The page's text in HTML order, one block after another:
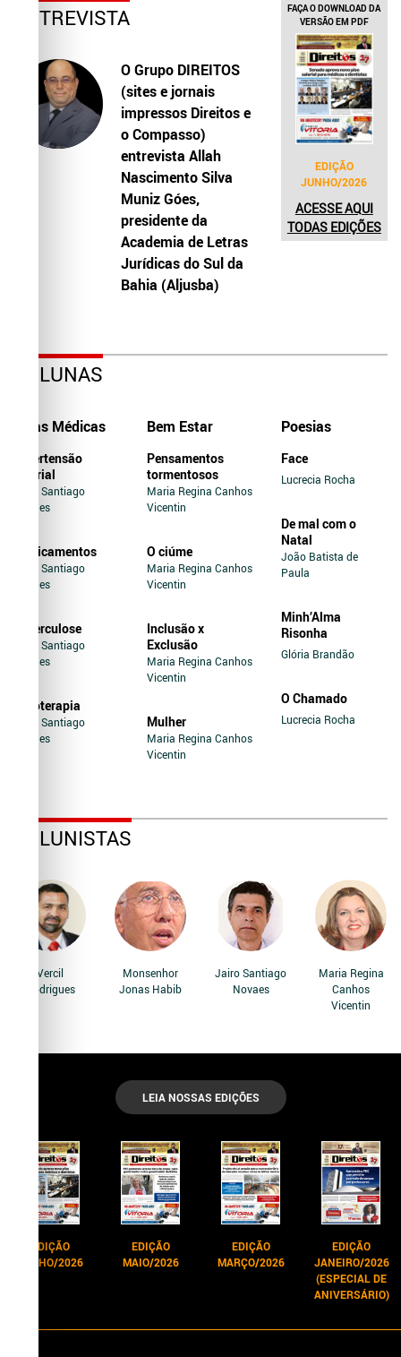
ENTREVISTA
O Grupo DIREITOS
(sites e jornais
impressos Direitos e
o Compasso)
entrevista Allah
Nascimento Silva
Muniz Góes,
presidente da
Academia de Letras
Jurídicas do Sul da
Bahia (Aljusba)
FAÇA O DOWNLOAD DA
VERSÃO EM PDF
EDIÇÃO
JUNHO/2026
ACESSE AQUI
TODAS EDIÇÕES
COLUNAS
Dicas Médicas
Hipertensão
Arterial
Jairo Santiago
Novaes
Medicamentos
Jairo Santiago
Novaes
Tuberculose
Jairo Santiago
Novaes
Soroterapia
Jairo Santiago
Novaes
Bem Estar
Pensamentos
tormentosos
Maria Regina Canhos
Vicentin
O ciúme
Maria Regina Canhos
Vicentin
Inclusão x
Exclusão
Maria Regina Canhos
Vicentin
Mulher
Maria Regina Canhos
Vicentin
Poesias
Face
Lucrecia Rocha
De mal com o
Natal
João Batista de
Paula
Minh’Alma
Risonha
Glória Brandão
O Chamado
Lucrecia Rocha
COLUNISTAS
Vercil
Rodrigues
Monsenhor
Jonas Habib
Jairo Santiago
Novaes
Maria Regina
Canhos
Vicentin
LEIA NOSSAS EDIÇÕES
EDIÇÃO
JUNHO/2026
EDIÇÃO
MAIO/2026
EDIÇÃO
MARÇO/2026
EDIÇÃO
JANEIRO/2026
(ESPECIAL DE
ANIVERSÁRIO)